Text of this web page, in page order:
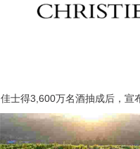
佳士得3,600万名酒抽成后，宣
将离任